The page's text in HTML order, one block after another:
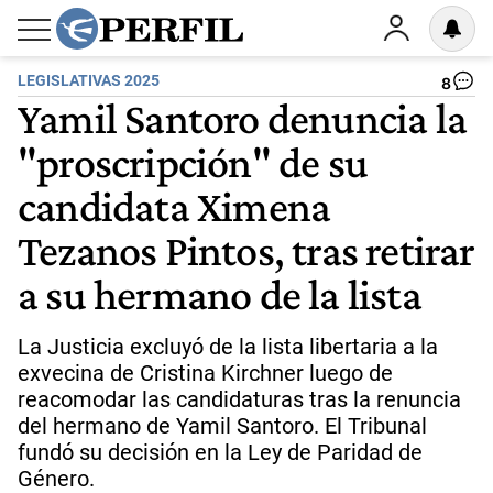
LEGISLATIVAS 2025 8
Yamil Santoro denuncia la
"proscripción" de su
candidata Ximena
Tezanos Pintos, tras retirar
a su hermano de la lista
La Justicia excluyó de la lista libertaria a la
exvecina de Cristina Kirchner luego de
reacomodar las candidaturas tras la renuncia
del hermano de Yamil Santoro. El Tribunal
fundó su decisión en la Ley de Paridad de
Género.